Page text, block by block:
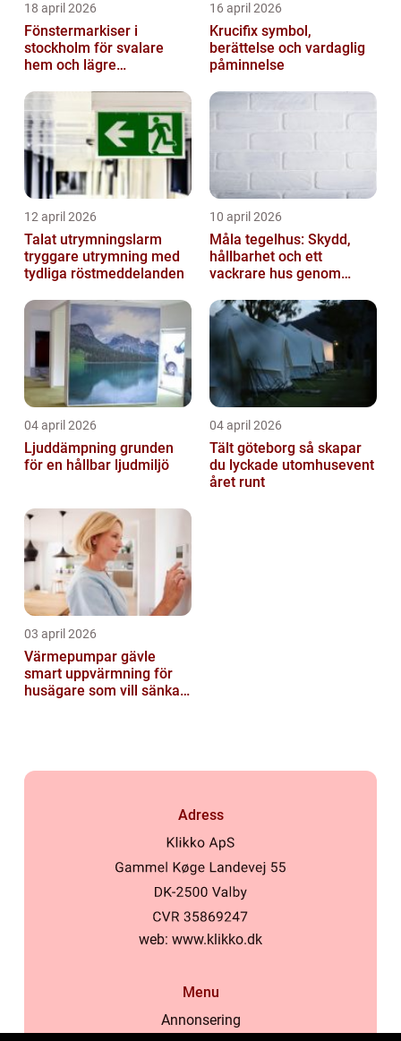
18 april 2026
Fönstermarkiser i
stockholm för svalare
hem och lägre
16 april 2026
Krucifix symbol,
berättelse och vardaglig
påminnelse
12 april 2026
Talat utrymningslarm
tryggare utrymning med
tydliga röstmeddelanden
10 april 2026
Måla tegelhus: Skydd,
hållbarhet och ett
vackrare hus genom
04 april 2026
Ljuddämpning grunden
för en hållbar ljudmiljö
04 april 2026
Tält göteborg så skapar
du lyckade utomhusevent
året runt
03 april 2026
Värmepumpar gävle
smart uppvärmning för
husägare som vill sänka
Adress
web: www.klikko.dk
Menu
Annonsering